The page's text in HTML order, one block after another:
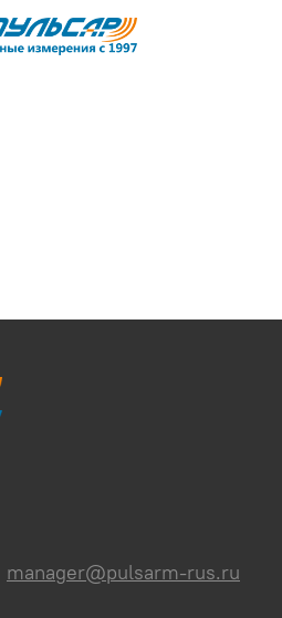
manager@pulsarm-rus.ru